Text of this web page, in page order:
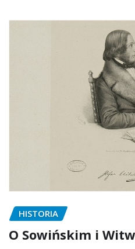
HISTORIA
O Sowińskim i